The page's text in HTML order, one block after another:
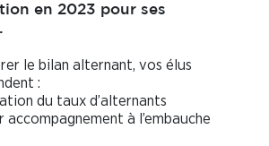
en 2023 pour ses
le bilan alternant, vos élus
:
du taux d’alternants
accompagnement à l’embauche